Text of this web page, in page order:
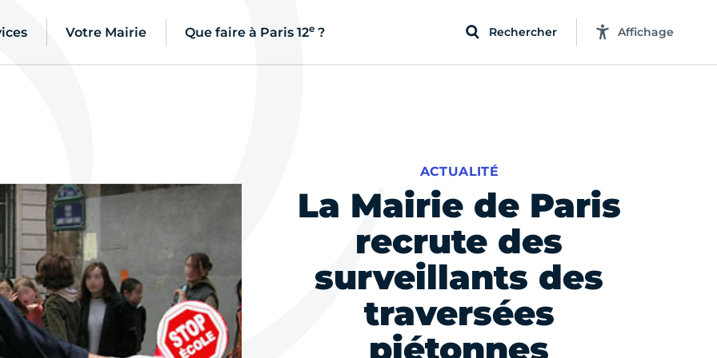
Votre Mairie Que faire à Paris 12e ? Rechercher Affichage
La Mairie de Paris
recrute des
surveillants des
traversées
piétonnes
ACTUALITÉ